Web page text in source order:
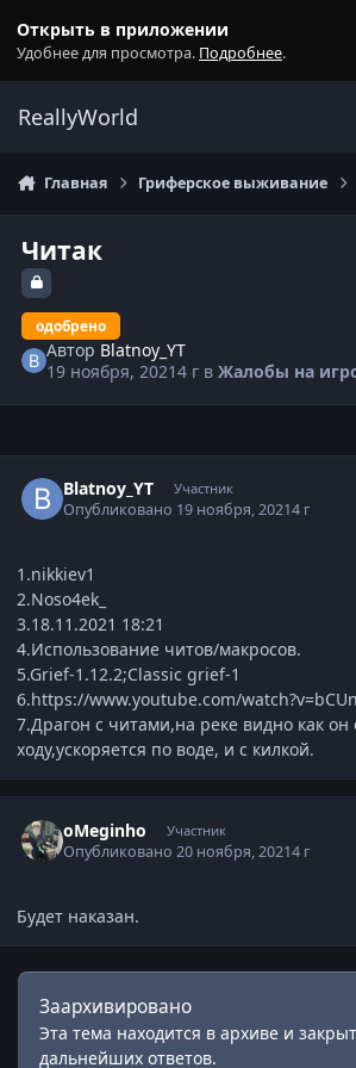
Открыть в приложении
Удобнее для просмотра. Подробнее.
ReallyWorld
Главная Гриферское выживание
Читак
одобрено
Автор Blatnoy_YT
19 ноября, 20214 г вЖалобы на
Blatnoy_YT Участник
Опубликовано 19 ноября, 20214 г
1.nikkiev1
2.Noso4ek_
3.18.11.2021 18:21
4.Использование читов/макросов.
5.Grief-1.12.2;Classic grief-1
6.https://www.youtube.com/
7.Драгон с читами,на реке видно как он
ходу,ускоряется по воде, и с килкой.
oMeginho Участник
Опубликовано20 ноября, 20214 г
Будет наказан.
Заархивировано
Эта тема находится в архиве и
дальнейших ответов.